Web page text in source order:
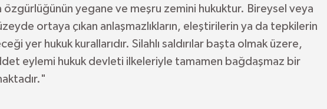
özgürlüğünün yegane ve meşru zemini hukuktur. Bireysel veya
ortaya çıkan anlaşmazlıkların, eleştirilerin ya da tepkilerin
yer hukuk kurallarıdır. Silahlı saldırılar başta olmak üzere,
eylemi hukuk devleti ilkeleriyle tamamen bağdaşmaz bir